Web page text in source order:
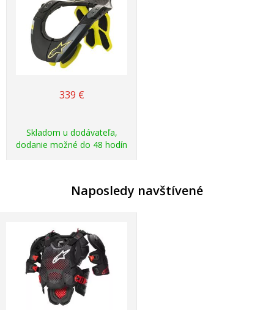
339 €
Skladom u dodávateľa,
dodanie možné do 48 hodín
Naposledy navštívené